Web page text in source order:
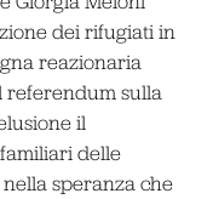
dei rifugiati in
reazionaria
referendum sulla
il
delle
speranza che